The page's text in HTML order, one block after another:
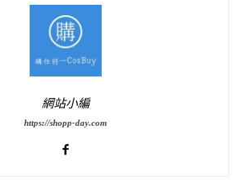
網站小編
https://shopp-day.com